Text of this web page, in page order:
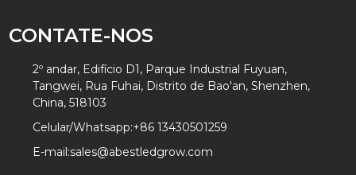
CONTATE-NOS
2º andar, Edifício D1, Parque Industrial Fuyuan,
Tangwei, Rua Fuhai, Distrito de Bao'an, Shenzhen,
China, 518103
Celular/Whatsapp:+86 13430501259
E-mail:sales@abestledgrow.com